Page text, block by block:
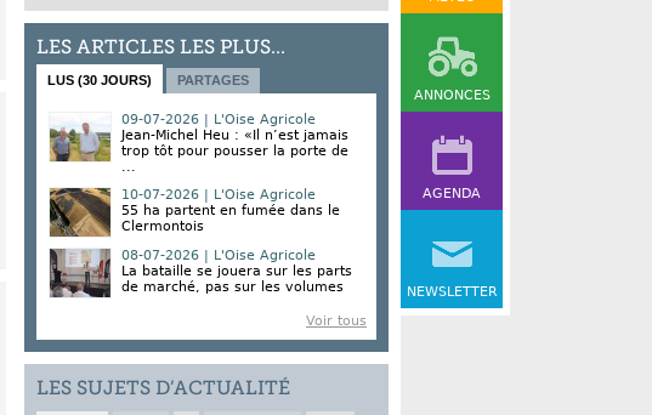
ANNONCES
AGENDA
NEWSLETTER
LES ARTICLES LES PLUS...
LUS (30 JOURS) PARTAGES
09-07-2026 | L'Oise Agricole
Jean-Michel Heu : «Il n’est jamais
trop tôt pour pousser la porte de
...
10-07-2026 | L'Oise Agricole
55 ha partent en fumée dans le
Clermontois
08-07-2026 | L'Oise Agricole
La bataille se jouera sur les parts
de marché, pas sur les volumes
Voir tous
LES SUJETS D’ACTUALITÉ